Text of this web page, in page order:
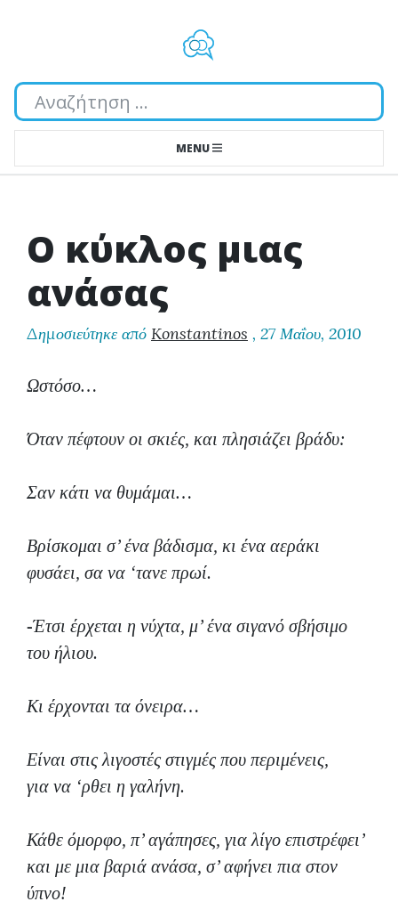
Αναζήτηση...
MENU
Ο κύκλος μιας
ανάσας
Δημοσιεύτηκε από Konstantinos , 27 Μαΐου, 2010
Ωστόσο…
Όταν πέφτουν οι σκιές, και πλησιάζει βράδυ:
Σαν κάτι να θυμάμαι…
Βρίσκομαι σ’ ένα βάδισμα, κι ένα αεράκι
φυσάει, σα να ‘τανε πρωί.
-Έτσι έρχεται η νύχτα, μ’ ένα σιγανό σβήσιμο
του ήλιου.
Κι έρχονται τα όνειρα…
Είναι στις λιγοστές στιγμές που περιμένεις,
για να ‘ρθει η γαλήνη.
Κάθε όμορφο, π’ αγάπησες, για λίγο επιστρέφει’
και με μια βαριά ανάσα, σ’ αφήνει πια στον
ύπνο!